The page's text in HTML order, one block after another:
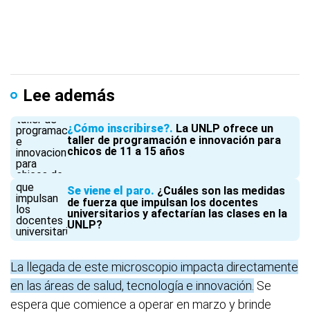
Lee además
¿Cómo inscribirse? La UNLP ofrece un
taller de programación e innovación para
chicos de 11 a 15 años
Se viene el paro ¿Cuáles son las medidas
de fuerza que impulsan los docentes
universitarios y afectarían las clases en la
UNLP?
La llegada de este microscopio impacta directamente
en las áreas de salud, tecnología e innovación. Se
espera que comience a operar en marzo y brinde